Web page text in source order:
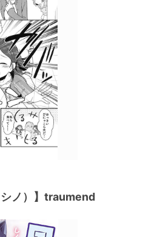
シノ）】traumend